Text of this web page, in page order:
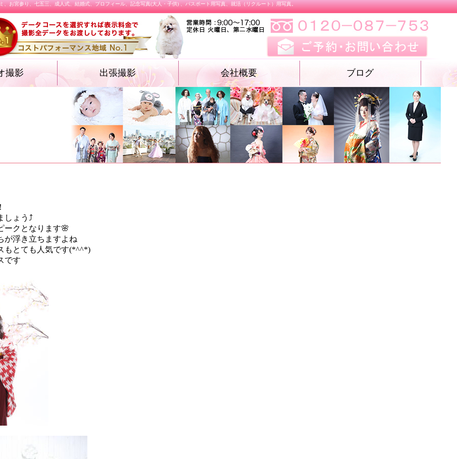
、お宮参り、七五三、成人式、結婚式、プロフィール、記念写真(大人・子供) 、パスポート用写真、就活（リクルート）用写真。
撮影 出張撮影
結婚式
施設撮影（入園式・入学式ほか）
飲食店メニュー
会社概要 ブログ
しょう⤴
ークとなります🌸
が浮き立ちますよね
もとても人気です(*^^*)
です